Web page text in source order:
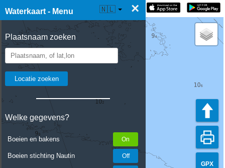
Waterkaart - Menu ×
Plaatsnaam zoeken
Welke gegevens?
Boeien en bakens
Boeien stichting Nautin
☰ Waterkaart Live 🇳🇱
GPX